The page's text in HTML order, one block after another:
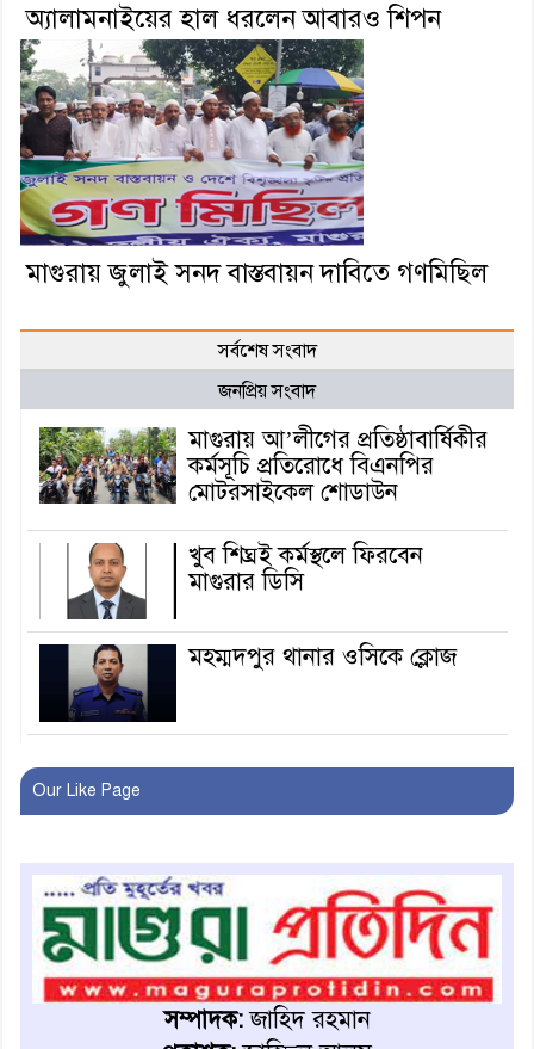
অ্যালামনাইয়ের হাল ধরলেন আবারও শিপন
মাগুরায় জুলাই সনদ বাস্তবায়ন দাবিতে গণমিছিল
সর্বশেষ সংবাদ
জনপ্রিয় সংবাদ
মাগুরায় আ’লীগের প্রতিষ্ঠাবার্ষিকীর
কর্মসূচি প্রতিরোধে বিএনপির
মোটরসাইকেল শোডাউন
খুব শিঘ্রই কর্মস্থলে ফিরবেন
মাগুরার ডিসি
মহম্মদপুর থানার ওসিকে ক্লোজ
কোলে
শ্রীপুরে শ্লীলতাহানির অভিযোগে
বিক্ষোভ-সিসি ক্যামেরা ফুটেজ
যাচাইয়ের দাবি অভিযুক্ত শিক্ষকের
মাগুরার কথিত মাদক সম্রাট
আমিরুল গ্রেফতার
Our Like Page
সম্পাদক:জাহিদ রহমান